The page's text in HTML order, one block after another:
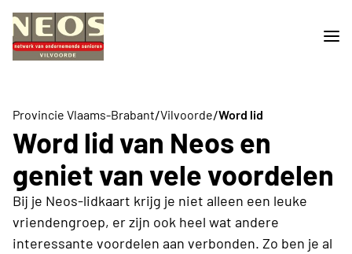
Provincie Vlaams-Brabant/Vilvoorde/Word lid
Word lid van Neos en
geniet van vele voordelen
Bij je Neos-lidkaart krijg je niet alleen een leuke
vriendengroep, er zijn ook heel wat andere
interessante voordelen aan verbonden. Zo ben je al